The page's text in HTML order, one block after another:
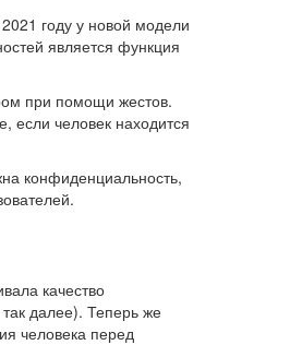
году у новой модели
является функция
при помощи жестов.
если человек находится
конфиденциальность,
качество
далее). Теперь же
человека перед